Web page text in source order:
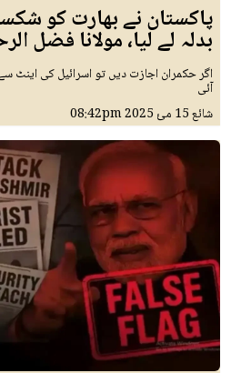
پاکستان نے بھارت کو
بدلہ لے لیا، مولانا فضل
اگر حکمران اجازت دیں تو اسرائیل کی اینٹ
آئی
شائع15 مئ 2025 08:42pm